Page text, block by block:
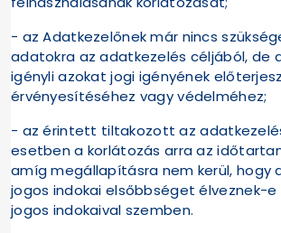
- az Adatkezelőnek már nincs
adatokra az adatkezelés céljából, de
igényli azokat jogi igényének
érvényesítéséhez vagy védelméhez;
- az érintett tiltakozott az
esetben a korlátozás arra az
amíg megállapításra nem kerül, hogy
jogos indokai elsőbbséget élveznek-
jogos indokaival szemben.